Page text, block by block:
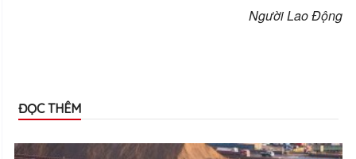
Người Lao Động
ĐỌC THÊM